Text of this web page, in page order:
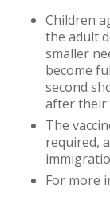
Children
the adult
smaller
become
second
after their
The
required,
For more